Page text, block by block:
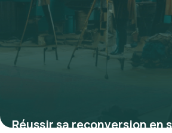
Réussir sa reconversion en